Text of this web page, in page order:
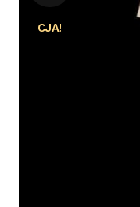
CJA!